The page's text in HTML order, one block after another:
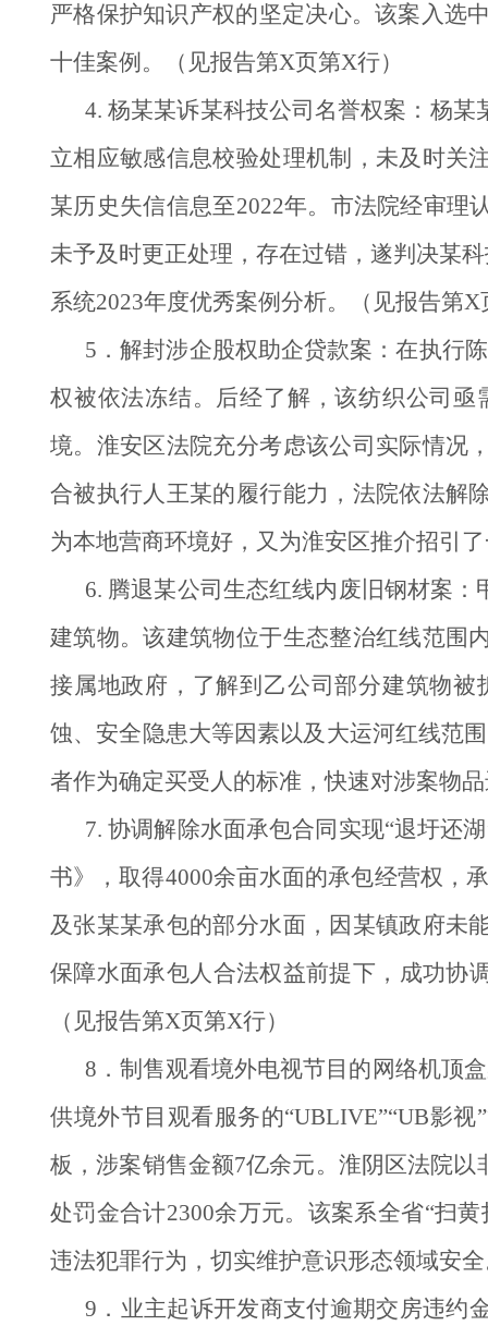
严格保护知识产权的坚定决心。该案入选
十佳案例。（见报告第X页第X行）
4. 杨某某诉某科技公司名誉权案：杨
立相应敏感信息校验处理机制，未及时关
某历史失信信息至2022年。市法院经审理
未予及时更正处理，存在过错，遂判决某
系统2023年度优秀案例分析。（见报告第
5．解封涉企股权助企贷款案：在执行
权被依法冻结。后经了解，该纺织公司
境。淮安区法院充分考虑该公司实际情况
合被执行人王某的履行能力，法院依法解
为本地营商环境好，又为淮安区推介招引
6. 腾退某公司生态红线内废旧钢材案
建筑物。该建筑物位于生态整治红线范围
接属地政府，了解到乙公司部分建筑物
蚀、安全隐患大等因素以及大运河红线范
者作为确定买受人的标准，快速对涉案物
7. 协调解除水面承包合同实现“退圩还
书》，取得4000余亩水面的承包经营权，
及张某某承包的部分水面，因某镇政府未
保障水面承包人合法权益前提下，成功协
（见报告第X页第X行）
8．制售观看境外电视节目的网络机顶
供境外节目观看服务的“UBLIVE”“UB影
板，涉案销售金额7亿余元。淮阴区法院
处罚金合计2300余万元。该案系全省“扫
违法犯罪行为，切实维护意识形态领域安
9．业主起诉开发商支付逾期交房违约